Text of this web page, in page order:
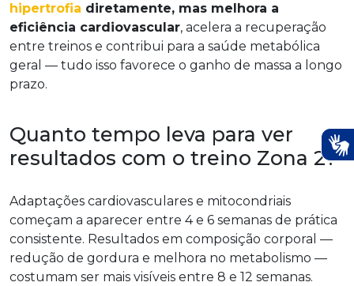
hipertrofia diretamente, mas melhora a
eficiência cardiovascular, acelera a recuperação
entre treinos e contribui para a saúde metabólica
geral — tudo isso favorece o ganho de massa a longo
prazo.
Quanto tempo leva para ver
resultados com o treino Zona 2?
Adaptações cardiovasculares e mitocondriais
começam a aparecer entre 4 e 6 semanas de prática
consistente. Resultados em composição corporal —
redução de gordura e melhora no metabolismo —
costumam ser mais visíveis entre 8 e 12 semanas.